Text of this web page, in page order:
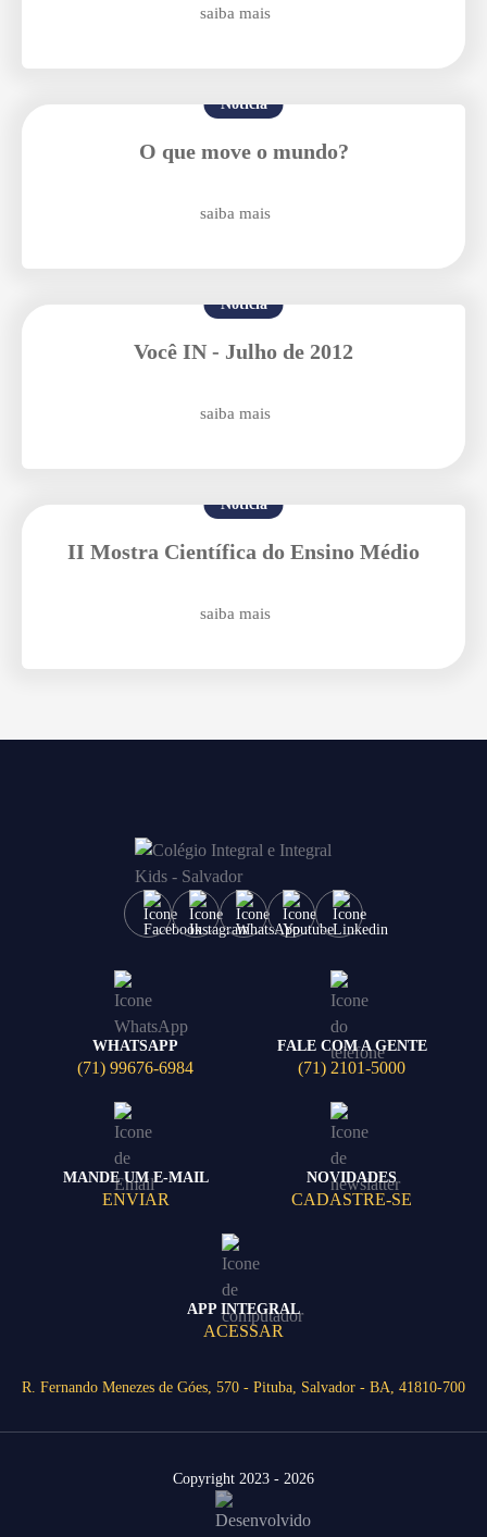
saiba mais
Notícia
O que move o mundo?
saiba mais
Notícia
Você IN - Julho de 2012
saiba mais
Notícia
II Mostra Científica do Ensino Médio
saiba mais
WHATSAPP
(71) 99676-6984
FALE COM A GENTE
(71) 2101-5000
MANDE UM E-MAIL
ENVIAR
NOVIDADES
CADASTRE-SE
APP INTEGRAL
ACESSAR
R. Fernando Menezes de Góes, 570 - Pituba, Salvador - BA, 41810-700
Copyright 2023 - 2026
Enviei um E-mail
Enviar E-mail